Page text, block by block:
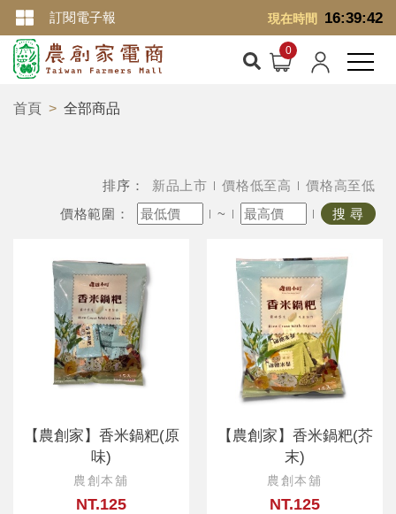
現在時間 16:39:43
訂閱電子報
首頁 全部商品
排序： 新品上市 價格低至高
價格高至低
價格範圍：
~ 搜 尋
【農創家】香米鍋粑(原
味)
農創本舖
NT.125
【農創家】香米鍋粑(芥
末)
農創本舖
NT.125